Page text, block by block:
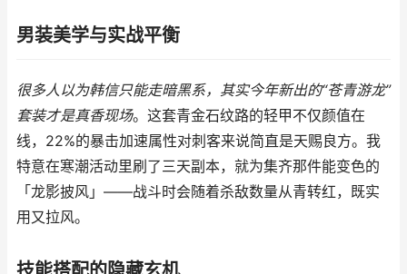
男装美学与实战平衡
很多人以为韩信只能走暗黑系，其实今年新出的“苍青游龙”
套装才是真香现场。这套青金石纹路的轻甲不仅颜值在
线，22%的暴击加速属性对刺客来说简直是天赐良方。我
特意在寒潮活动里刷了三天副本，就为集齐那件能变色的
「龙影披风」——战斗时会随着杀敌数量从青转红，既实
用又拉风。